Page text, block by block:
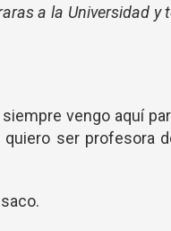
a la Universidad y
vengo aquí
ser profesora